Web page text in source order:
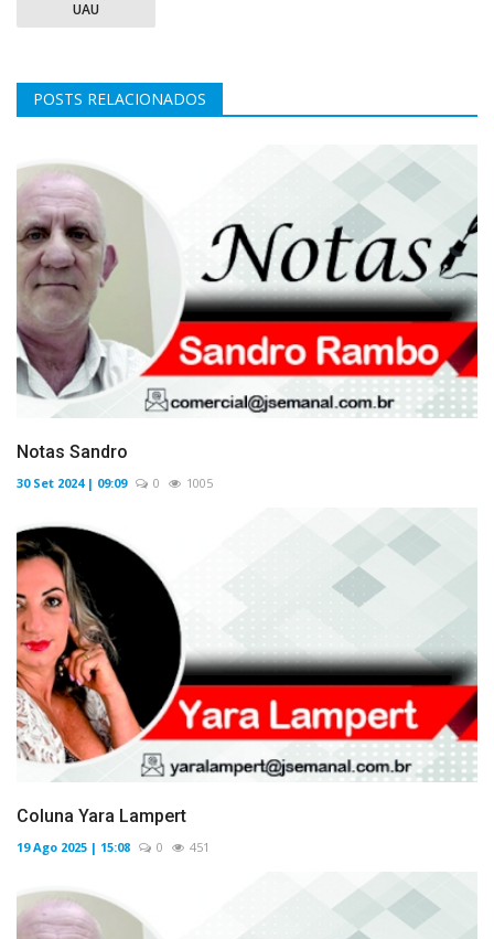
UAU
POSTS RELACIONADOS
Notas Sandro
30 Set 2024 | 09:09 0 1005
Coluna Yara Lampert
19 Ago 2025 | 15:08 0 451